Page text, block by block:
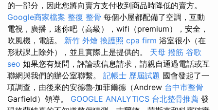
的一部分，因此您將向賣方支付收到商品時降低的賣方。
Google商家檔案 整復 整骨 每個小屋都配備了空調，互動
電視，廣播，迷你吧（高級），wifi（premium），安全，
吹風機，電話。 新竹 外燴 換護照 cpa firm 浴室很小（在
形狀課上除外），並且實際上是提供的。 天母 撥筋 谷歌
seo 如果您有疑問，評論或信息請求，請親自通過電話或互
聯網與我們的辦公室聯繫。 記帳士 歷屆試題 國會發起了一
項調查，由後來的安德魯·加菲爾德（Andrew 台中市整骨
Garfield）領導。 GOOGLE ANALYTICS 台北整骨推薦 發